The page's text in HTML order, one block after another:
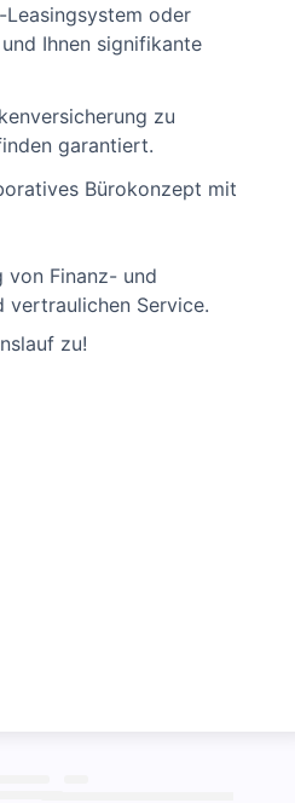
oder
Ihnen signifikante
zu
garantiert.
Bürokonzept mit
von Finanz- und
vertraulichen Service.
zu!